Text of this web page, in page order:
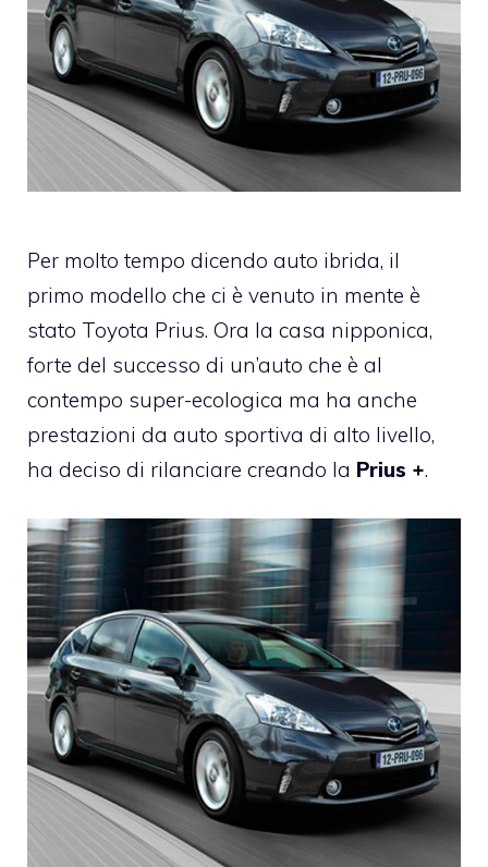
Per molto tempo dicendo auto ibrida, il
primo modello che ci è venuto in mente è
stato Toyota Prius. Ora la casa nipponica,
forte del successo di un’auto che è al
contempo super-ecologica ma ha anche
prestazioni da auto sportiva di alto livello,
ha deciso di rilanciare creando la Prius +.